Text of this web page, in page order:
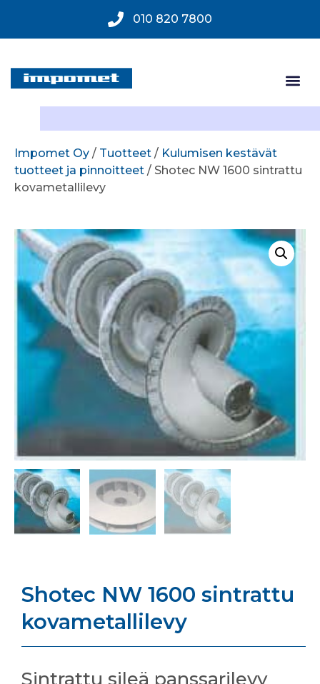
010 820 7800
Impomet Oy / Tuotteet / Kulumisen kestävät
tuotteet ja pinnoitteet / Shotec NW 1600 sintrattu
kovametallilevy
Shotec NW 1600 sintrattu
kovametallilevy
Sintrattu sileä panssarilevy